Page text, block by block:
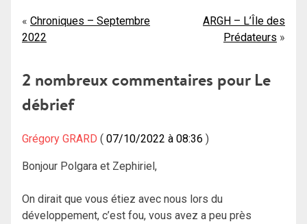
Navigation
de
l’article
Chroniques – Septembre
2022
ARGH – L’Île des
Prédateurs
2 nombreux commentaires pour Le
débrief
Grégory GRARD 07/10/2022 à 08:36
Bonjour Polgara et Zephiriel,
On dirait que vous étiez avec nous lors du
développement, c’est fou, vous avez a peu près